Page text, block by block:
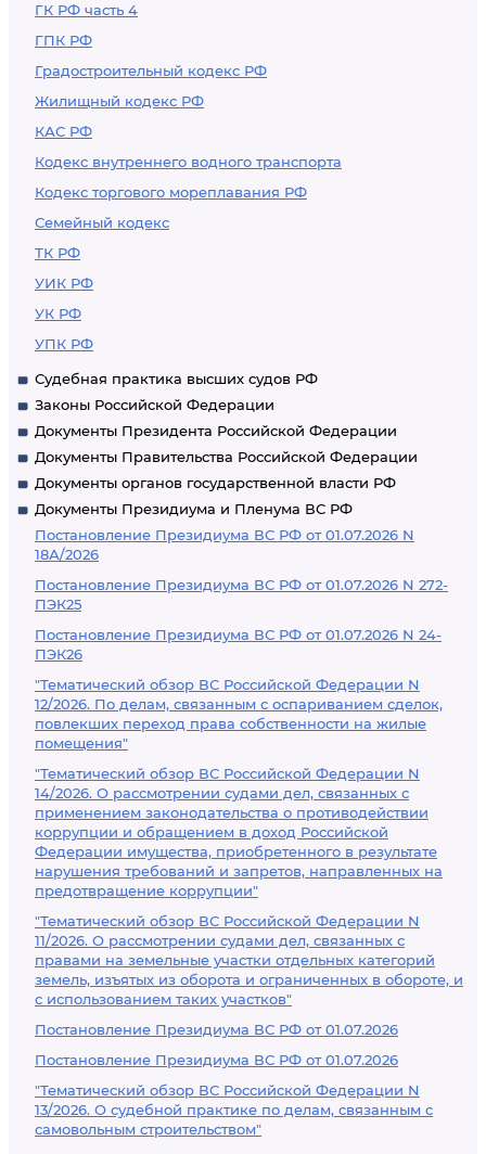
ГК РФ часть 4
ГПК РФ
Градостроительный кодекс РФ
Жилищный кодекс РФ
КАС РФ
Кодекс внутреннего водного транспорта
Кодекс торгового мореплавания РФ
Семейный кодекс
ТК РФ
УИК РФ
УК РФ
УПК РФ
Судебная практика высших судов РФ
Законы Российской Федерации
Документы Президента Российской Федерации
Документы Правительства Российской Федерации
Документы органов государственной власти РФ
Документы Президиума и Пленума ВС РФ
Постановление Президиума ВС РФ от 01.07.2026 N
18А/2026
Постановление Президиума ВС РФ от 01.07.2026 N 272-
ПЭК25
Постановление Президиума ВС РФ от 01.07.2026 N 24-
ПЭК26
"Тематический обзор ВС Российской Федерации N
12/2026. По делам, связанным с оспариванием сделок,
повлекших переход права собственности на жилые
помещения"
"Тематический обзор ВС Российской Федерации N
14/2026. О рассмотрении судами дел, связанных с
применением законодательства о противодействии
коррупции и обращением в доход Российской
Федерации имущества, приобретенного в результате
нарушения требований и запретов, направленных на
предотвращение коррупции"
"Тематический обзор ВС Российской Федерации N
11/2026. О рассмотрении судами дел, связанных с
правами на земельные участки отдельных категорий
земель, изъятых из оборота и ограниченных в обороте, и
с использованием таких участков"
Постановление Президиума ВС РФ от 01.07.2026
Постановление Президиума ВС РФ от 01.07.2026
"Тематический обзор ВС Российской Федерации N
13/2026. О судебной практике по делам, связанным с
самовольным строительством"